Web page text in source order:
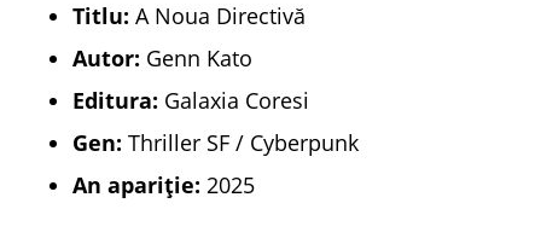
Titlu: A Noua Directivă
Autor: Genn Kato
Editura: Galaxia Coresi
Gen: Thriller SF / Cyberpunk
An apariție: 2025